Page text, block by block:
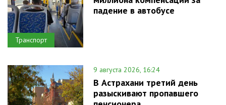
Транспорт
падение в автобусе
9 августа 2026, 16:24
В Астрахани третий день
разыскивают пропавшего